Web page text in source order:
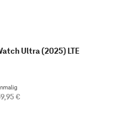
Ultra (2025) LTE
€